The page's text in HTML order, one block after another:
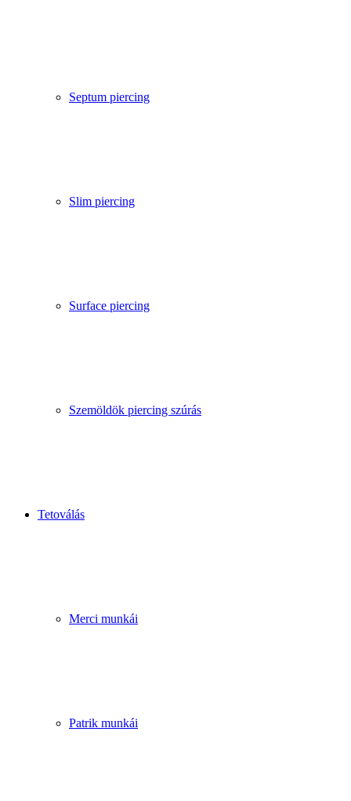
Septum piercing
Slim piercing
Surface piercing
Szemöldök piercing szúrás
Tetoválás
Merci munkái
Patrik munkái